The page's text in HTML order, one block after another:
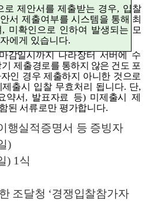
로 제안서를 제출받는 경우, 입찰
서 제출여부를 시스템을 통해 최
, 미확인으로 인하여 발생되는 모
에게 있습니다.
감일시까지 나라장터 서버에 수
기 제출경로를 통하지 않은 건도 포
인 경우 제출하지 아니한 것으로
제출시 입찰 무효처리 됩니다. 단,
약서 , 발표자료 등) 미제출시 제
된 서류로만 평가합니다.
행실적증명서 등 증빙자
)
) 1 식
조달청 ‘경쟁입찰참가자